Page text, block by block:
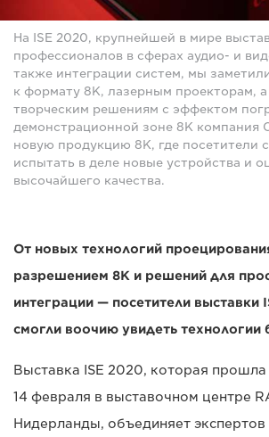
На ISE 2020, крупнейшей в мире
профессионалов в сферах аудио- и
также интеграции систем, мы
к формату 8K, лазерным проекторам,
творческим решениям с эффектом
демонстрационной зоне 8K компания
новую продукцию 8K, где посетители
испытать в деле новые устройства и
высочайшего качества.
От новых технологий
разрешением 8K и решений для
интеграции — посетители выставки
смогли воочию увидеть технологии
Выставка ISE 2020, которая прошла
14 февраля в выставочном центре
Нидерланды, объединяет экспертов